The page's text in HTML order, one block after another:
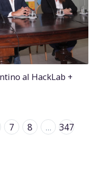
al HackLab +
7 8 ...
347